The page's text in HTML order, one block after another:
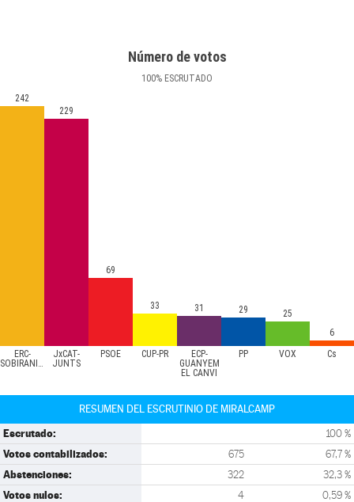
Número de votos
100% ESCRUTADO
ERC-
SOBIRANISTES
JxCAT-
JUNTS
PSOE CUP-PR
ECP-
GUANYEM
EL CANVI
PP VOX Cs
242
229
69
33 31 29
25
6
RESUMEN DEL ESCRUTINIO DE MIRALCAMP
Escrutado: 100 %
Votos contabilizados: 675 67,7 %
Abstenciones: 322 32,3 %
Votos nulos: 4 0,59 %